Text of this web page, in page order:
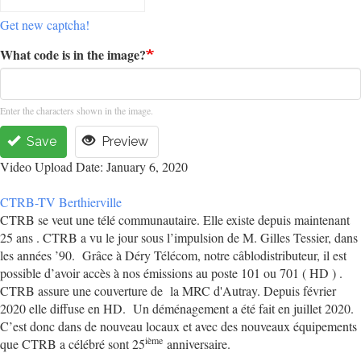
Get new captcha!
What code is in the image?
Enter the characters shown in the image.
Save Preview
Video Upload Date: January 6, 2020
CTRB-TV Berthierville
CTRB se veut une télé communautaire. Elle existe depuis maintenant
25 ans . CTRB a vu le jour sous l’impulsion de M. Gilles Tessier, dans
les années ’90. Grâce à Déry Télécom, notre câblodistributeur, il est
possible d’avoir accès à nos émissions au poste 101 ou 701 ( HD ) .
CTRB assure une couverture de la MRC d'Autray. Depuis février
2020 elle diffuse en HD. Un déménagement a été fait en juillet 2020.
C’est donc dans de nouveau locaux et avec des nouveaux équipements
que CTRB a célébré sont 25ième anniversaire.